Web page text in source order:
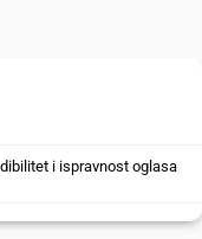
i ispravnost oglasa